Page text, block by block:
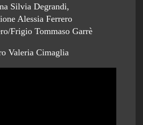
Silvia Degrandi,
Alessia Ferrero
Frigio Tommaso Garrè
Valeria Cimaglia